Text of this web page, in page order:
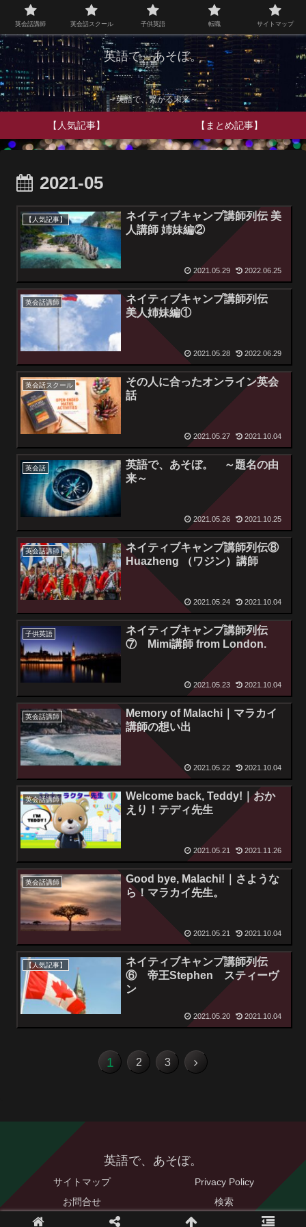
英語で、あそぼ。
～英語で、繋がる未来～
【人気記事】 【まとめ記事】
2021-05
【人気記事】
ネイティブキャンプ講師列伝 美
人講師 姉妹編②
2021.05.29 2022.06.25
英会話講師
ネイティブキャンプ講師列伝
美人姉妹編①
2021.05.28 2022.06.29
英会話スクール
その人に合ったオンライン英会
話
2021.05.27 2021.10.04
英会話
英語で、あそぼ。 ～題名の由
来～
2021.05.26 2021.10.25
英会話講師
ネイティブキャンプ講師列伝⑧
Huazheng （ワジン）講師
2021.05.24 2021.10.04
子供英語
ネイティブキャンプ講師列伝
⑦ Mimi講師 from London.
2021.05.23 2021.10.04
英会話講師
Memory of Malachi｜マラカイ
講師の想い出
2021.05.22 2021.10.04
英会話講師
Welcome back, Teddy!｜おか
えり！テディ先生
2021.05.21 2021.11.26
英会話講師
Good bye, Malachi!｜さような
ら！マラカイ先生。
2021.05.21 2021.10.04
【人気記事】
ネイティブキャンプ講師列伝
⑥ 帝王Stephen スティーヴ
ン
2021.05.20 2021.10.04
1 2 3
英語で、あそぼ。
サイトマップ
Privacy Policy
お問合せ
検索
英会話講師 英会話スクール 子供英語 転職 サイトマップ